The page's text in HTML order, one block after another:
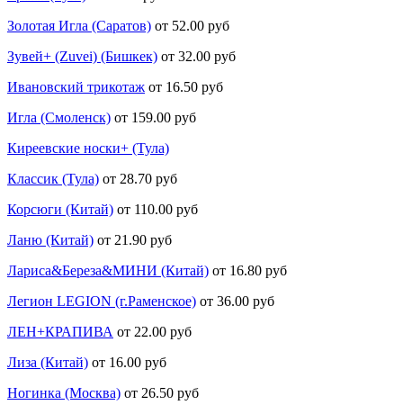
Золотая Игла (Саратов) от 52.00 руб
Зувей+ (Zuvei) (Бишкек) от 32.00 руб
Ивановский трикотаж от 16.50 руб
Игла (Смоленск) от 159.00 руб
Киреевские носки+ (Тула)
Классик (Тула) от 28.70 руб
Корсюги (Китай) от 110.00 руб
Ланю (Китай) от 21.90 руб
Лариса&Береза&МИНИ (Китай) от 16.80 руб
Легион LEGION (г.Раменское) от 36.00 руб
ЛЕН+КРАПИВА от 22.00 руб
Лиза (Китай) от 16.00 руб
Ногинка (Москва) от 26.50 руб